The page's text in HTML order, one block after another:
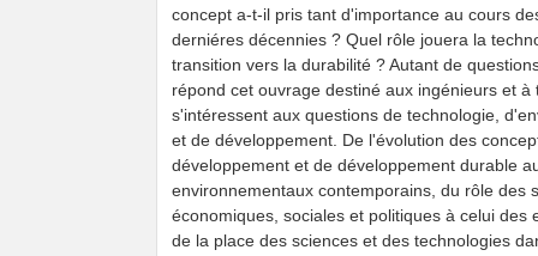
concept a-t-il pris tant d'importance au cours
derniéres décennies ? Quel rôle jouera la
transition vers la durabilité ? Autant de
répond cet ouvrage destiné aux ingénieurs et à
s'intéressent aux questions de technologie,
et de développement. De l'évolution des
développement et de développement durable
environnementaux contemporains, du rôle des
économiques, sociales et politiques à celui des
de la place des sciences et des technologies